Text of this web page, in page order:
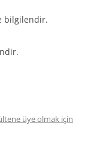
bilgilendir.
üye olmak için